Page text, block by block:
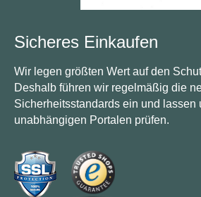
Sicheres Einkaufen
Wir legen größten Wert auf den
Deshalb führen wir regelmäßig die
Sicherheitsstandards ein und lassen
unabhängigen Portalen prüfen.